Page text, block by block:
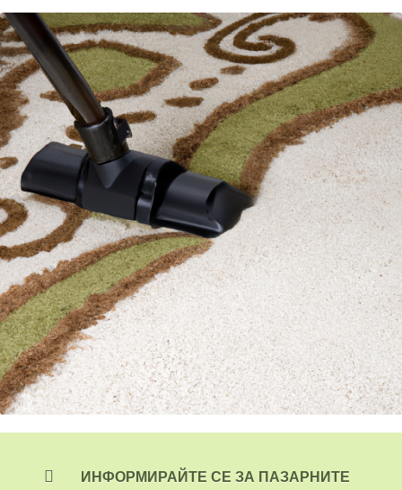
ИНФОРМИРАЙТЕ СЕ ЗА ПАЗАРНИТЕ